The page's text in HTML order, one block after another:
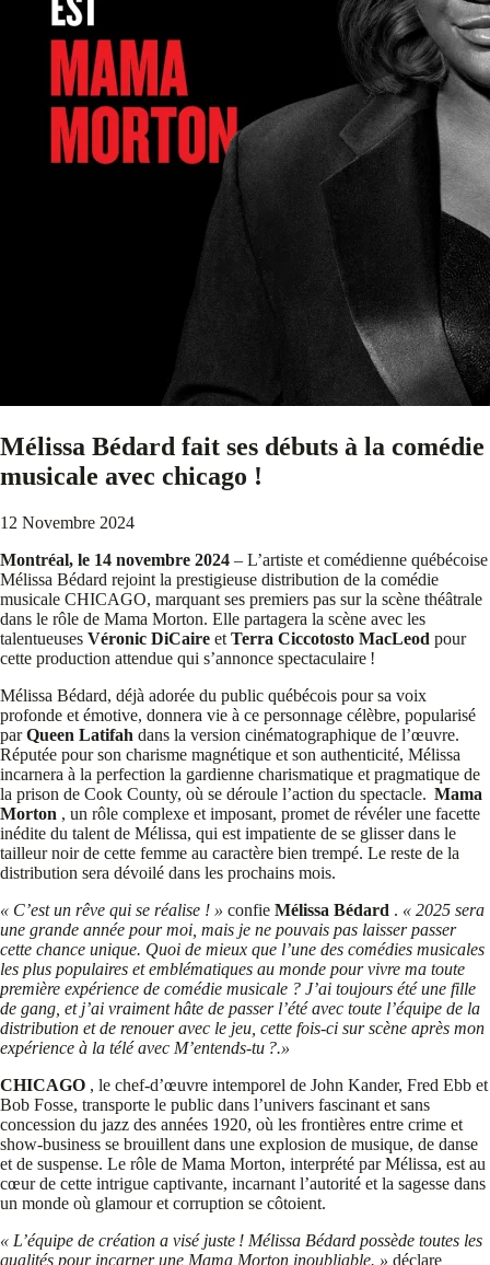
Mélissa Bédard fait ses débuts à la comédie
musicale avec chicago !
12 Novembre 2024
Montréal, le 14 novembre 2024 – L’artiste et comédienne québécoise
Mélissa Bédard rejoint la prestigieuse distribution de la comédie
musicale CHICAGO, marquant ses premiers pas sur la scène théâtrale
dans le rôle de Mama Morton. Elle partagera la scène avec les
talentueuses Véronic DiCaire et Terra Ciccotosto MacLeod pour
cette production attendue qui s’annonce spectaculaire !
Mélissa Bédard, déjà adorée du public québécois pour sa voix
profonde et émotive, donnera vie à ce personnage célèbre, popularisé
parQueen Latifah dans la version cinématographique de l’œuvre.
Réputée pour son charisme magnétique et son authenticité, Mélissa
incarnera à la perfection la gardienne charismatique et pragmatique de
la prison de Cook County, où se déroule l’action du spectacle. Mama
Morton , un rôle complexe et imposant, promet de révéler une facette
inédite du talent de Mélissa, qui est impatiente de se glisser dans le
tailleur noir de cette femme au caractère bien trempé. Le reste de la
distribution sera dévoilé dans les prochains mois.
« C’est un rêve qui se réalise ! » confie Mélissa Bédard . « 2025 sera
une grande année pour moi, mais je ne pouvais pas laisser passer
cette chance unique. Quoi de mieux que l’une des comédies musicales
les plus populaires et emblématiques au monde pour vivre ma toute
première expérience de comédie musicale ? J’ai toujours été une fille
de gang, et j’ai vraiment hâte de passer l’été avec toute l’équipe de la
distribution et de renouer avec le jeu, cette fois-ci sur scène après mon
expérience à la télé avec M’entends-tu ?.»
CHICAGO , le chef-d’œuvre intemporel de John Kander, Fred Ebb et
Bob Fosse, transporte le public dans l’univers fascinant et sans
concession du jazz des années 1920, où les frontières entre crime et
show-business se brouillent dans une explosion de musique, de danse
et de suspense. Le rôle de Mama Morton, interprété par Mélissa, est au
cœur de cette intrigue captivante, incarnant l’autorité et la sagesse dans
un monde où glamour et corruption se côtoient.
« L’équipe de création a visé juste ! Mélissa Bédard possède toutes les
qualités pour incarner une Mama Morton inoubliable. » déclare